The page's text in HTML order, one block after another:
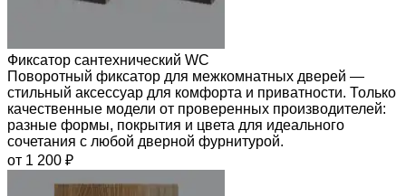
Фиксатор сантехнический WC
Поворотный фиксатор для межкомнатных дверей —
стильный аксессуар для комфорта и приватности. Только
качественные модели от проверенных производителей:
разные формы, покрытия и цвета для идеального
сочетания с любой дверной фурнитурой.
от 1 200 ₽